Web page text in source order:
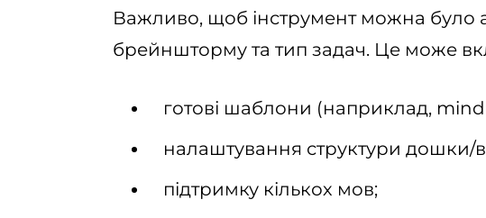
Важливо, щоб інструмент можна було
брейншторму та тип задач. Це може
готові шаблони (наприклад,
налаштування структури дошки/
підтримку кількох мов;